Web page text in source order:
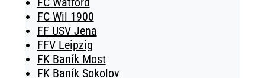
FC Wil 1900
FF USV Jena
FFV Leipzig
FK Baník Most
FK Baník Sokolov